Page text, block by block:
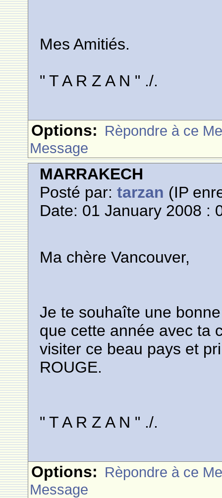
Mes Amitiés.
" T A R Z A N " ./.
Options: Rèpondre à ce
Message
MARRAKECH
Posté par:tarzan (IP
Date: 01 January 2008 :
Ma chère Vancouver,
Je te souhaîte une
que cette année avec ta
visiter ce beau pays et
ROUGE.
" T A R Z A N " ./.
Options: Rèpondre à ce
Message